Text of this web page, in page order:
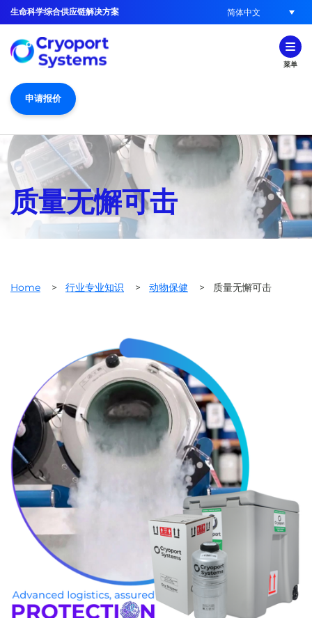
生命科学综合供应链解决方案 简体中文
菜单
申请报价
质量无懈可击
Home > 行业专业知识 > 动物保健 > 质量无懈可击